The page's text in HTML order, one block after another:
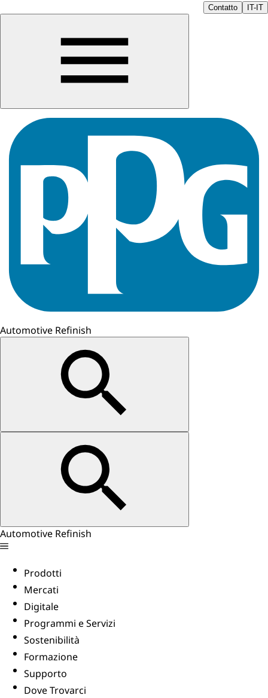
Contatto IT-IT
Automotive Refinish
Automotive Refinish
Prodotti
Mercati
Digitale
Programmi e Servizi
Sostenibilità
Formazione
Supporto
Dove Trovarci